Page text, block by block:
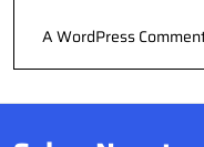
A WordPress